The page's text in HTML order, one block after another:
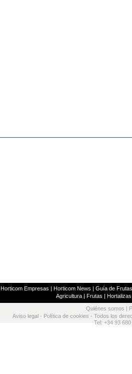
Horticom Empresas | Horticom News | Guía de
Agricultura| Frutas | Hortalizas
Quiénes somos
Aviso legal - Política de cookies - Todos los
Tel: +34 93